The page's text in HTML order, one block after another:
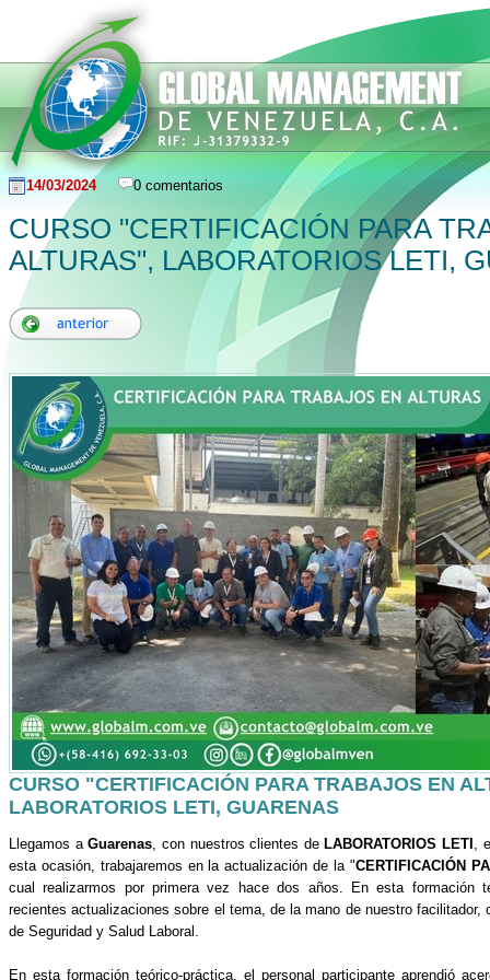
14/03/2024 0 comentarios
CURSO "CERTIFICACIÓN PARA
ALTURAS", LABORATORIOS LETI,
CURSO "CERTIFICACIÓN PARA TRABAJOS EN
LABORATORIOS LETI, GUARENAS
Llegamos aGuarenas , con nuestros clientes deLABORATORIOS LETI ,
esta ocasión, trabajaremos en la actualización de la "CERTIFICACIÓN
cual realizarmos por primera vez hace dos años. En esta formación
recientes actualizaciones sobre el tema, de la mano de nuestro facilitador,
de Seguridad y Salud Laboral.
En esta formación teórico-práctica, el personal participante aprendió